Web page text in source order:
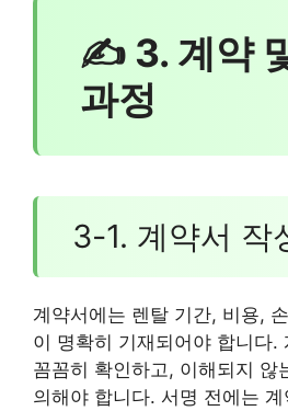
✍ 3. 계약
과정
3-1. 계약서 작
계약서에는 렌탈 기간, 비용,
이 명확히 기재되어야 합니다.
꼼꼼히 확인하고, 이해되지 않
의해야 합니다. 서명 전에는